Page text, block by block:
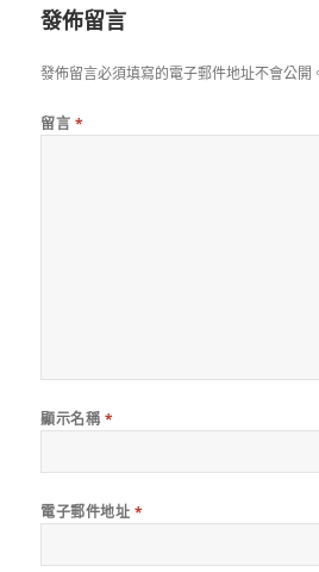
發佈留言
發佈留言必須填寫的電子郵件地址不會公開
留言 *
顯示名稱 *
電子郵件地址 *